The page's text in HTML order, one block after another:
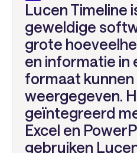
Lucen Timeline
geweldige
grote
en informatie in
formaat
weergegeven.
geïntegreerd
Excel en
gebruiken